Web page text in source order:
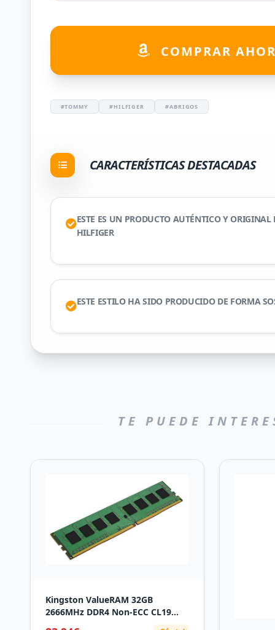
COMPRAR
#TOMMY #HILFIGER #ABRIGOS
CARACTERÍSTICAS DESTACADAS
ESTE ES UN PRODUCTO AUTÉNTICO Y
HILFIGER
ESTE ESTILO HA SIDO PRODUCIDO DE FORMA
TE PUEDE
Kingston ValueRAM 32GB
2666MHz DDR4 Non-ECC CL19
DIMM 2Rx8 1.2V KVR26N19D8/32